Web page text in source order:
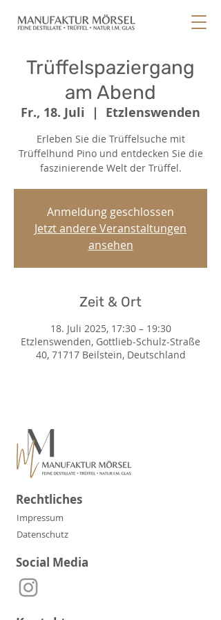
Trüffelspaziergang
am Abend
Fr., 18. Juli
  |
Etzlenswenden
Erleben Sie die Trüffelsuche mit
Trüffelhund Pino und entdecken Sie die
faszinierende Welt der Trüffel.
Anmeldung geschlossen
Jetzt andere Veranstaltungen
ansehen
Zeit & Ort
18. Juli 2025, 17:30 – 19:30
Etzlenswenden, Gottlieb-Schulz-Straße
40, 71717 Beilstein, Deutschland
Rechtliches
Impressum
Datenschutz
Social Media